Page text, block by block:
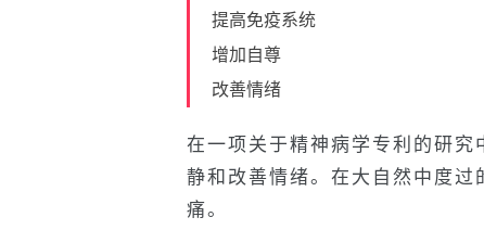
提高免疫系统
增加自尊
改善情绪
在一项关于精神病学专利的研
静和改善情绪。在大自然中度
痛。